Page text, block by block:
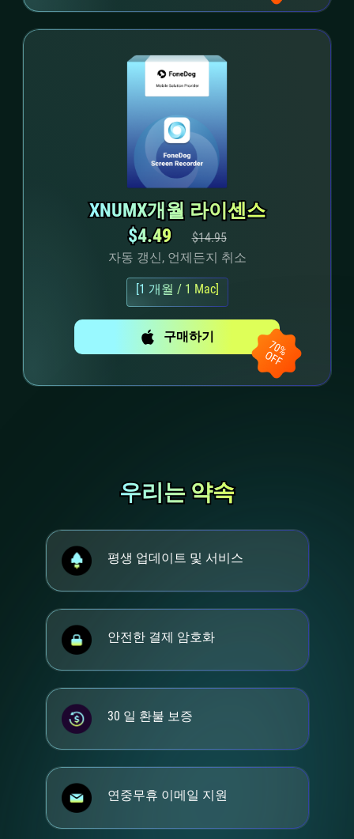
XNUMX개월 라이센스
XNUMX개월 라이센스
$4.49
$14.95
$4.49
자동 갱신, 언제든지 취소
[1 개월 / 1 Mac]
구매하기
우리는 약속
우리는 약속
평생 업데이트 및 서비스
안전한 결제 암호화
30 일 환불 보증
연중무휴 이메일 지원